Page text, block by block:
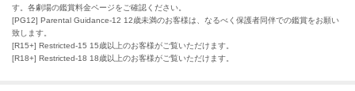
す。各劇場の鑑賞料金ページをご確認ください。
[PG12] Parental Guidance-12 12歳未満のお客様は、なるべく保護者同伴での鑑賞をお願い
致します。
[R15+] Restricted-15 15歳以上のお客様がご覧いただけます。
[R18+] Restricted-18 18歳以上のお客様がご覧いただけます。